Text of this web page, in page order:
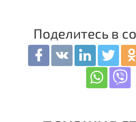
Поделитесь в